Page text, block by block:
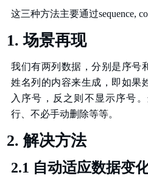
这三种方法主要通过sequence,
场景再现
我们有两列数据，分别是序号
姓名列的内容来生成，即如果
入序号，反之则不显示序号
行、不必手动删除等等。
解决方法
2.1 自动适应数据变